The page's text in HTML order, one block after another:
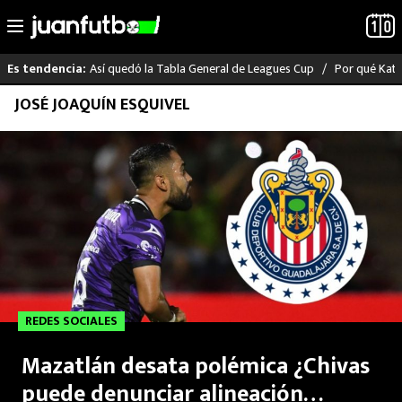
Saltar
contenido
Es tendencia: Así quedó la Tabla General de Leagues Cup Por qué
LO ÚLTIMO
ATLANTE
SELECCIÓN MEXICANA
FUTBOL INTERNACIONAL
JOSÉ JOAQUÍN ESQUIVEL
REDES SOCIALES
Mazatlán desata polémica ¿Chivas
puede denunciar alineación